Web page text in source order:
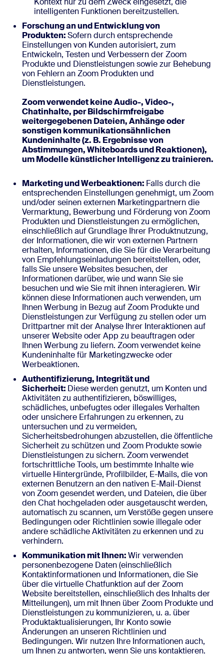
intelligenten Funktionen bereitzustellen.
Forschung an und Entwicklung von
Produkten:Sofern durch entsprechende
Einstellungen von Kunden autorisiert, zum
Entwickeln, Testen und Verbessern der Zoom
Produkte und Dienstleistungen sowie zur Behebung
von Fehlern an Zoom Produkten und
Dienstleistungen.
Zoom verwendet keine Audio-, Video-,
Chatinhalte, per Bildschirmfreigabe
weitergegebenen Dateien, Anhänge oder
sonstigen kommunikationsähnlichen
Kundeninhalte (z. B. Ergebnisse von
Abstimmungen, Whiteboards und Reaktionen),
um Modelle künstlicher Intelligenz zu trainieren.
Marketing und Werbeaktionen: Falls durch die
entsprechenden Einstellungen genehmigt, um Zoom
und/oder seinen externen Marketingpartnern die
Vermarktung, Bewerbung und Förderung von Zoom
Produkten und Dienstleistungen zu ermöglichen,
einschließlich auf Grundlage Ihrer Produktnutzung,
der Informationen, die wir von externen Partnern
erhalten, Informationen, die Sie für die Verarbeitung
von Empfehlungseinladungen bereitstellen, oder,
falls Sie unsere Websites besuchen, der
Informationen darüber, wie und wann Sie sie
besuchen und wie Sie mit ihnen interagieren. Wir
können diese Informationen auch verwenden, um
Ihnen Werbung in Bezug auf Zoom Produkte und
Dienstleistungen zur Verfügung zu stellen oder um
Drittpartner mit der Analyse Ihrer Interaktionen auf
unserer Website oder App zu beauftragen oder
Ihnen Werbung zu liefern. Zoom verwendet keine
Kundeninhalte für Marketingzwecke oder
Werbeaktionen.
Authentifizierung, Integrität und
Sicherheit: Diese werden genutzt, um Konten und
Aktivitäten zu authentifizieren, böswilliges,
schädliches, unbefugtes oder illegales Verhalten
oder unsichere Erfahrungen zu erkennen, zu
untersuchen und zu vermeiden,
Sicherheitsbedrohungen abzustellen, die öffentliche
Sicherheit zu schützen und Zoom Produkte sowie
Dienstleistungen zu sichern. Zoom verwendet
fortschrittliche Tools, um bestimmte Inhalte wie
virtuelle Hintergründe, Profilbilder, E-Mails, die von
externen Benutzern an den nativen E-Mail-Dienst
von Zoom gesendet werden, und Dateien, die über
den Chat hochgeladen oder ausgetauscht werden,
automatisch zu scannen, um Verstöße gegen unsere
Bedingungen oder Richtlinien sowie illegale oder
andere schädliche Aktivitäten zu erkennen und zu
verhindern.
Kommunikation mit Ihnen:Wir verwenden
personenbezogene Daten (einschließlich
Kontaktinformationen und Informationen, die Sie
über die virtuelle Chatfunktion auf der Zoom
Website bereitstellen, einschließlich des Inhalts der
Mitteilungen), um mit Ihnen über Zoom Produkte und
Dienstleistungen zu kommunizieren, u. a. über
Produktaktualisierungen, Ihr Konto sowie
Änderungen an unseren Richtlinien und
Bedingungen. Wir nutzen Ihre Informationen auch,
um Ihnen zu antworten, wenn Sie uns kontaktieren.